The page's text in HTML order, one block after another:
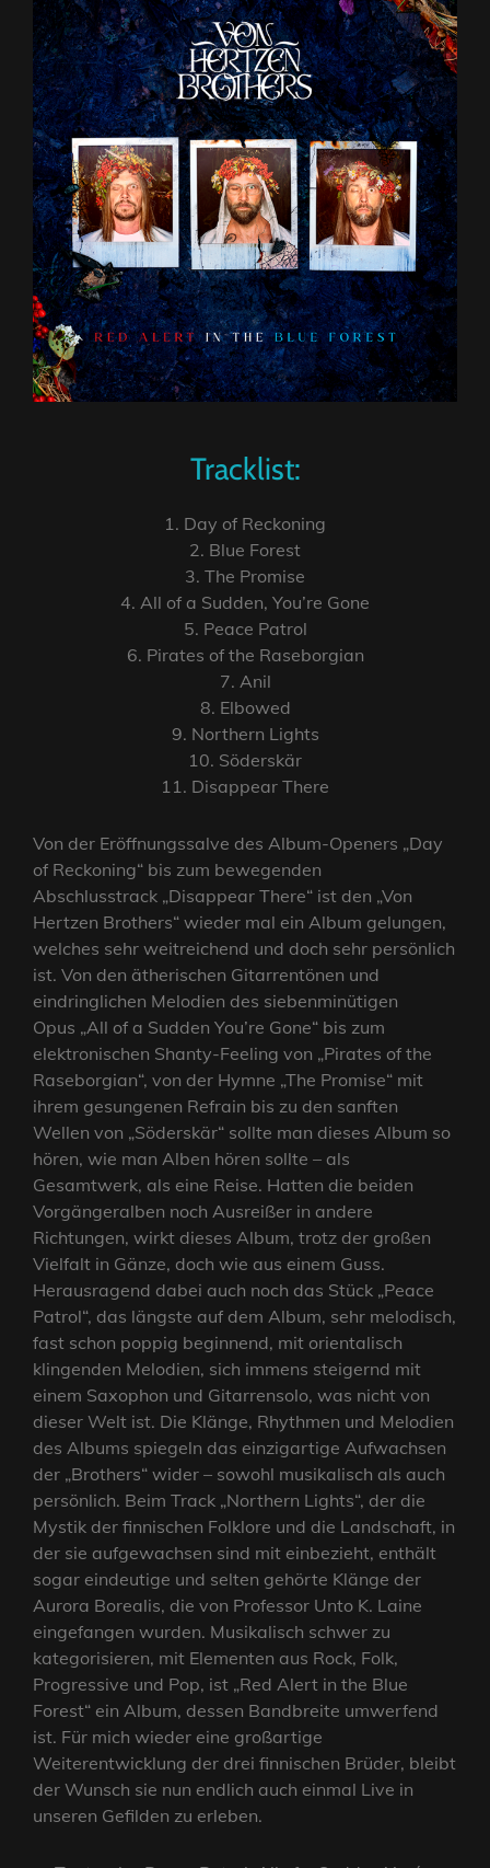
Tracklist:
1. Day of Reckoning
2. Blue Forest
3. The Promise
4. All of a Sudden, You’re Gone
5. Peace Patrol
6. Pirates of the Raseborgian
7. Anil
8. Elbowed
9. Northern Lights
10. Söderskär
11. Disappear There
Von der Eröffnungssalve des Album-Openers „Day
of Reckoning“ bis zum bewegenden
Abschlusstrack „Disappear There“ ist den „Von
Hertzen Brothers“ wieder mal ein Album gelungen,
welches sehr weitreichend und doch sehr persönlich
ist. Von den ätherischen Gitarrentönen und
eindringlichen Melodien des siebenminütigen
Opus „All of a Sudden You’re Gone“ bis zum
elektronischen Shanty-Feeling von „Pirates of the
Raseborgian“, von der Hymne „The Promise“ mit
ihrem gesungenen Refrain bis zu den sanften
Wellen von „Söderskär“ sollte man dieses Album so
hören, wie man Alben hören sollte – als
Gesamtwerk, als eine Reise. Hatten die beiden
Vorgängeralben noch Ausreißer in andere
Richtungen, wirkt dieses Album, trotz der großen
Vielfalt in Gänze, doch wie aus einem Guss.
Herausragend dabei auch noch das Stück „Peace
Patrol“, das längste auf dem Album, sehr melodisch,
fast schon poppig beginnend, mit orientalisch
klingenden Melodien, sich immens steigernd mit
einem Saxophon und Gitarrensolo, was nicht von
dieser Welt ist. Die Klänge, Rhythmen und Melodien
des Albums spiegeln das einzigartige Aufwachsen
der „Brothers“ wider – sowohl musikalisch als auch
persönlich. Beim Track „Northern Lights“, der die
Mystik der finnischen Folklore und die Landschaft, in
der sie aufgewachsen sind mit einbezieht, enthält
sogar eindeutige und selten gehörte Klänge der
Aurora Borealis, die von Professor Unto K. Laine
eingefangen wurden. Musikalisch schwer zu
kategorisieren, mit Elementen aus Rock, Folk,
Progressive und Pop, ist „Red Alert in the Blue
Forest“ ein Album, dessen Bandbreite umwerfend
ist. Für mich wieder eine großartige
Weiterentwicklung der drei finnischen Brüder, bleibt
der Wunsch sie nun endlich auch einmal Live in
unseren Gefilden zu erleben.